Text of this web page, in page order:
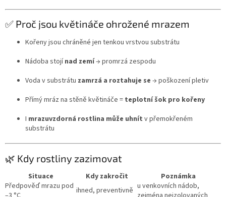
✅ Proč jsou květináče ohrožené mrazem
Kořeny jsou chráněné jen tenkou vrstvou substrátu
Nádoba stojínad zemí→ promrzá zespodu
Voda v substrátu zamrzá a roztahuje se → poškození pletiv
Přímý mráz na stěně květináče = teplotní šok pro kořeny
I mrazuvzdorná rostlina může uhnít v přemokřeném
substrátu
🌿 Kdy rostliny zazimovat
Situace Kdy zakročit
Poznámka
Předpověď mrazu pod ihned, preventivně u venkovních nádob,